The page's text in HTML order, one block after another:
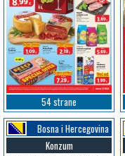
54 strane
Bosna i Hercegovina
Konzum